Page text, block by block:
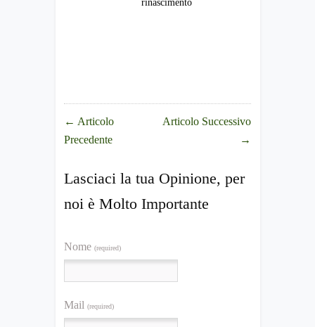
rinascimento
← Articolo
Precedente
Articolo Successivo
→
Lasciaci la tua Opinione, per
noi è Molto Importante
Nome (required)
Mail (required)